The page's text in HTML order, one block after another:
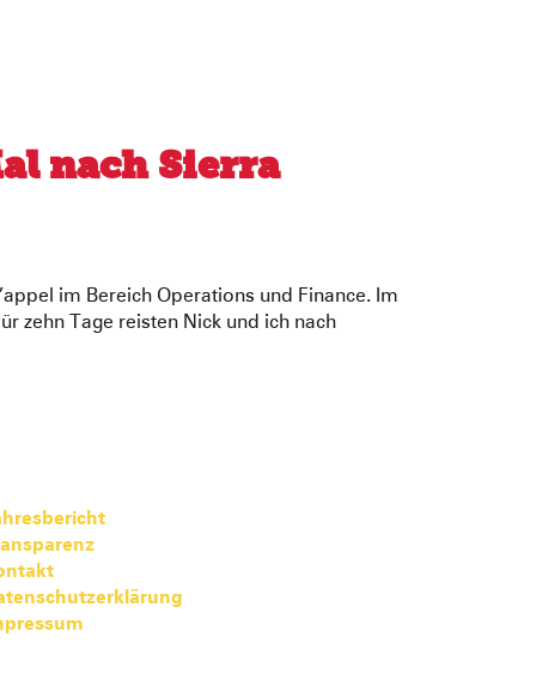
nach Sierra
im Bereich Operations und Finance. Im
zehn Tage reisten Nick und ich nach